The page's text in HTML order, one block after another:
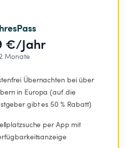
€/Jahr
Monate
Übernachten bei über
in Europa (auf die
gibt es 50 % Rabatt)
per App mit